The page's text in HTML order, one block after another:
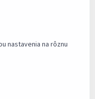
nastavenia na rôznu